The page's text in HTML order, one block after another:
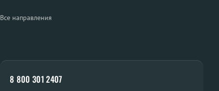
Все направления
8 800 301 2407